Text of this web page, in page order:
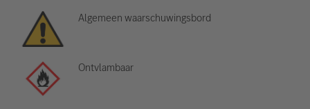
Algemeen waarschuwingsbord
Ontvlambaar